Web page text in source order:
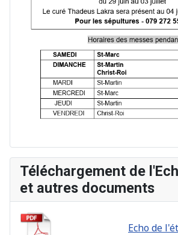
Téléchargement de
et autres documents
Echo de